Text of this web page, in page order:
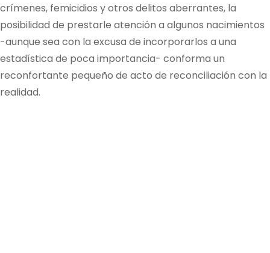
crímenes, femicidios y otros delitos aberrantes, la
posibilidad de prestarle atención a algunos nacimientos
-aunque sea con la excusa de incorporarlos a una
estadística de poca importancia- conforma un
reconfortante pequeño de acto de reconciliación con la
realidad.